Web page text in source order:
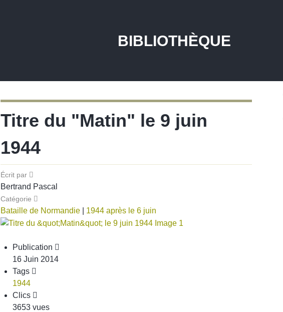
BIBLIOTHÈQUE
Titre du "Matin" le 9 juin
1944
Écrit par
Bertrand Pascal
Catégorie
Bataille de Normandie 1944 après le 6 juin
Publication
16 Juin 2014
Tags
1944
Clics
3653 vues